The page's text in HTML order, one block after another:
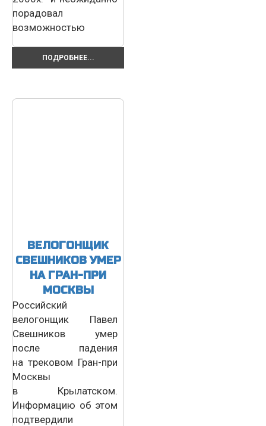
порадовал
возможностью
ПОДРОБНЕЕ...
ВЕЛОГОНЩИК
СВЕШНИКОВ УМЕР
НА ГРАН-ПРИ
МОСКВЫ
Российский
велогонщик Павел
Свешников умер
после падения
на трековом Гран-при
Москвы
в Крылатском.
Информацию об этом
подтвердили